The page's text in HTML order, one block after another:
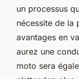
un processus
nécessite de la
avantages en
aurez une
moto sera